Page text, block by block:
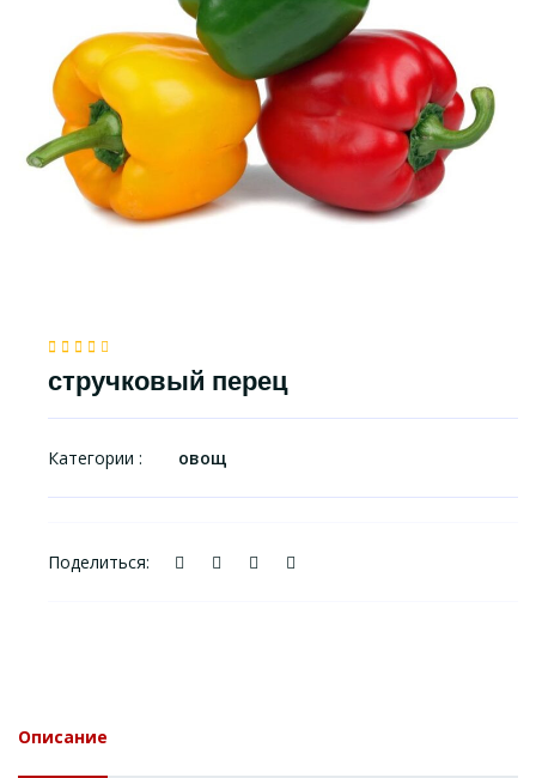
стручковый перец
Категории : овощ
Поделиться:
Описание